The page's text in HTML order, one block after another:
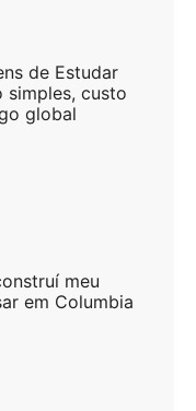
de Estudar
simples, custo
global
meu
em Columbia